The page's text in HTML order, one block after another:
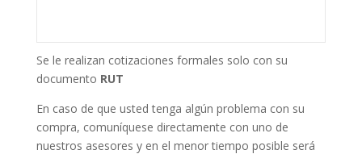
Se le realizan cotizaciones formales solo con su
documento RUT
En caso de que usted tenga algún problema con su
compra, comuníquese directamente con uno de
nuestros asesores y en el menor tiempo posible será